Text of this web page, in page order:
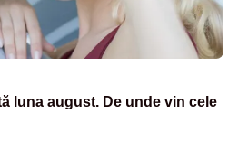
luna august. De unde vin cele